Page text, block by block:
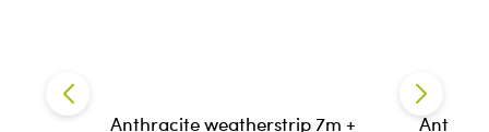
Anthracite weatherstrip 7m +